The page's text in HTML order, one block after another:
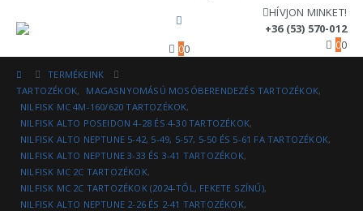
00
HÍVJON MINKET!
+36 (53) 570-012
00
TERMÉKEINK
TARTOZÉKOK, MAGASNYOMÁSÚ MOSÓBERENDEZÉS TARTOZÉKOK,
NILFISK MC 4M-160/620 TARTOZÉKOK,
NILFISK ALTO POSEIDON 4-28 ÉS 4-30 TARTOZÉKOK,
NILFISK ALTO NEPTUNE 5-42, 5-49, 5-57, 5-50 ÉS 5-61 FA TARTOZÉKOK,
NILFISK ALTO NEPTUNE 3-33 ÉS 3-41 TARTOZÉKOK,
NILFISK MC 2C TARTOZÉKOK,
NILFISK MC 2C TARTOZÉKOK (2024-TŐL, FEKETE SZÍNŰ),
NILFISK ALTO NEPTUNE 2-26 ÉS 2-41 TARTOZÉKOK,